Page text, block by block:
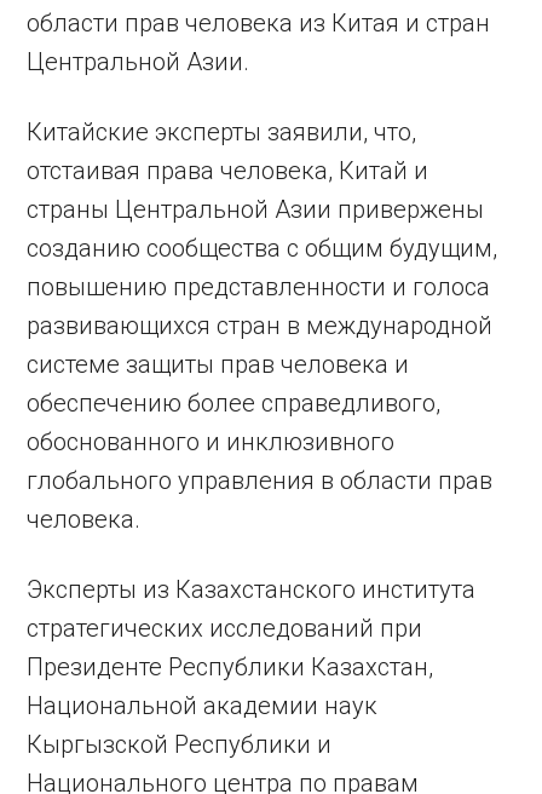
области прав человека из Китая и стран
Центральной Азии.
Китайские эксперты заявили, что,
отстаивая права человека, Китай и
страны Центральной Азии привержены
созданию сообщества с общим будущим,
повышению представленности и голоса
развивающихся стран в международной
системе защиты прав человека и
обеспечению более справедливого,
обоснованного и инклюзивного
глобального управления в области прав
человека.
Эксперты из Казахстанского института
стратегических исследований при
Президенте Республики Казахстан,
Национальной академии наук
Кыргызской Республики и
Национального центра по правам